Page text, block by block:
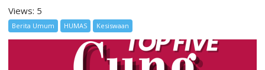
Views: 5
Berita Umum HUMAS Kesiswaan